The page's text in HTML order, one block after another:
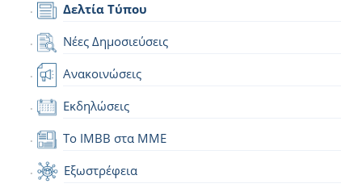
Δελτία Τύπου
Νέες Δημοσιεύσεις
Ανακοινώσεις
Εκδηλώσεις
Το IMBB στα ΜΜΕ
Εξωστρέφεια